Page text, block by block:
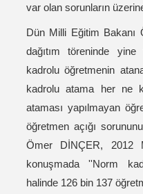
var olan sorunların
Dün Milli Eğitim Bakanı
dağıtım töreninde
kadrolu öğretmenin
kadrolu atama her ne
ataması yapılmayan
öğretmen açığı
Ömer DİNÇER, 2012
konuşmada ''Norm
halinde 126 bin 137